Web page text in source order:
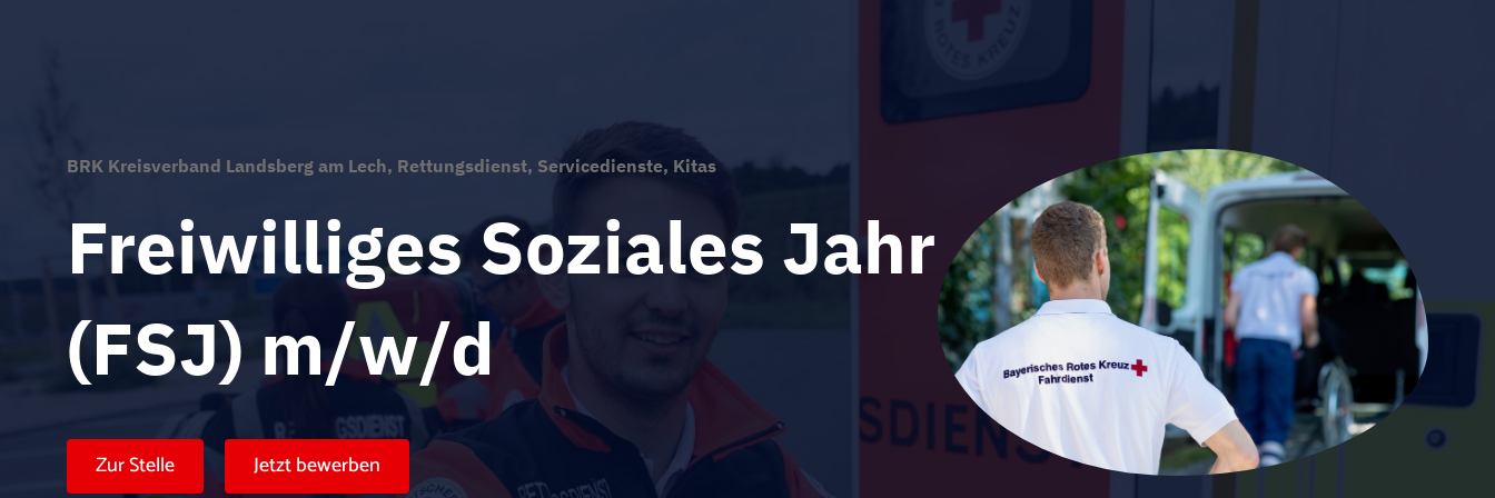
BRK Kreisverband Landsberg am Lech, Rettungsdienst, Servicedienste, Kitas
Freiwilliges Soziales Jahr
(FSJ) m/w/d
Zur Stelle Jetzt bewerben